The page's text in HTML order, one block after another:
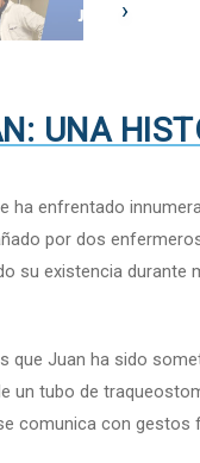
›
UNA
enfrentado
por dos
su existencia durante
Juan ha sido
un tubo de
comunica con